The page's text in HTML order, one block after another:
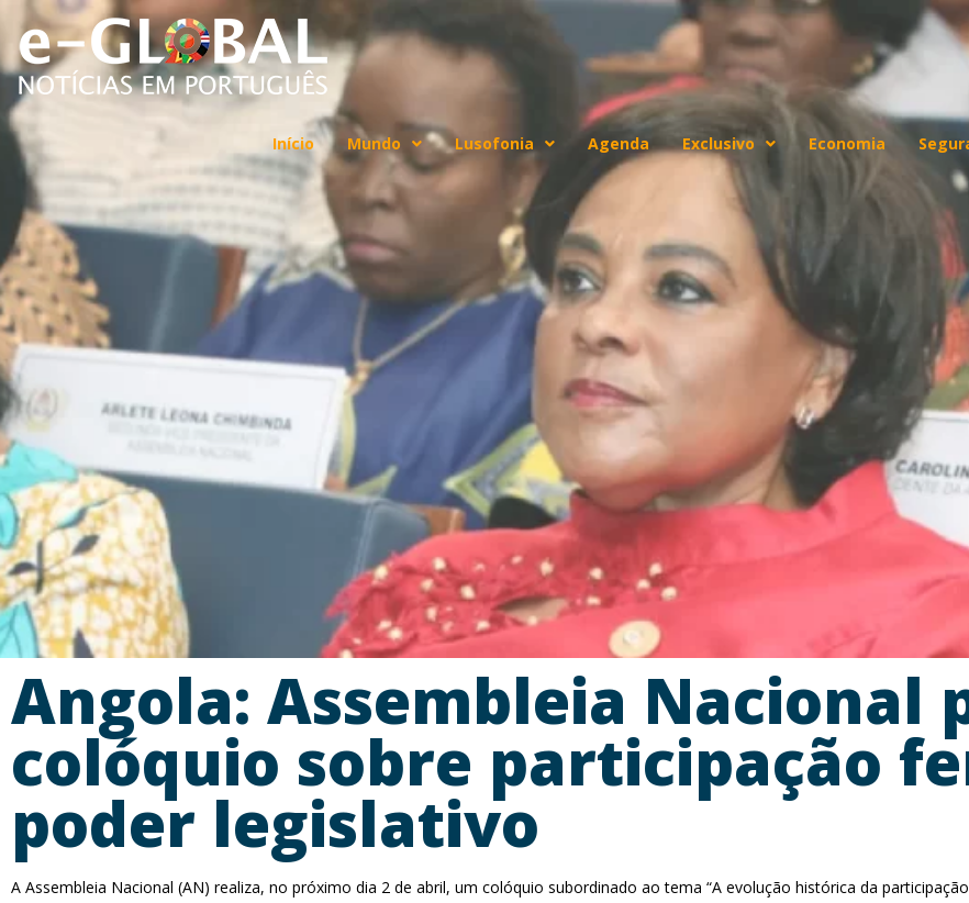
Início Mundo Lusofonia Agenda Exclusivo Economia
Angola: Assembleia Nacional
colóquio sobre participação
poder legislativo
A Assembleia Nacional (AN) realiza, no próximo dia 2 de abril, um colóquio subordinado ao tema “A evolução histórica da